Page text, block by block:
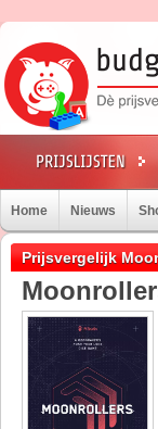
Home Nieuws
Prijsvergelijk